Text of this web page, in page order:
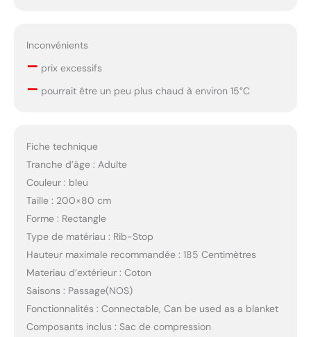
Inconvénients
– prix excessifs
– pourrait être un peu plus chaud à environ 15°C
Fiche technique
Tranche d’âge : Adulte
Couleur : bleu
Taille : 200×80 cm
Forme : Rectangle
Type de matériau : Rib-Stop
Hauteur maximale recommandée : 185 Centimètres
Materiau d’extérieur : Coton
Saisons : Passage(NOS)
Fonctionnalités : Connectable, Can be used as a blanket
Composants inclus : Sac de compression